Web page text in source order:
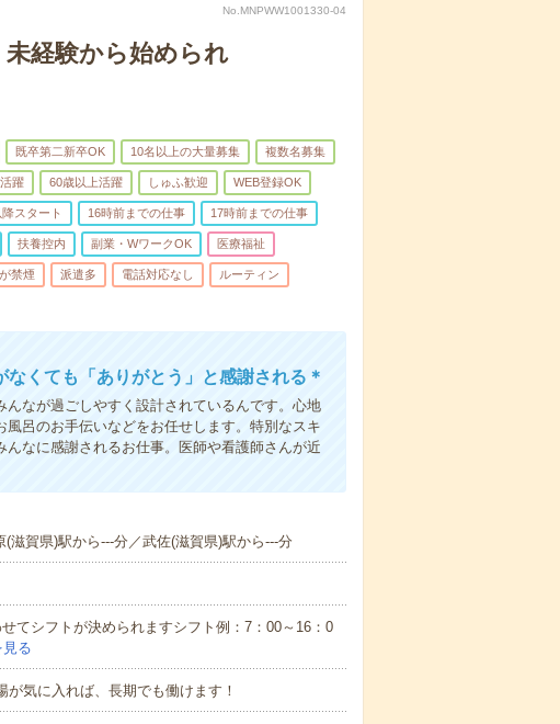
No.MNPWW1001330-04
未経験から始められ
既卒第二新卒OK 10名以上の大量募集 複数名募集
躍 60歳以上活躍 しゅふ歓迎 WEB登録OK
スタート 16時前までの仕事 17時前までの仕事
扶養控内 副業・WワークOK 医療福祉
禁煙 派遣多 電話対応なし ルーティン
くても「ありがとう」と感謝される＊
なが過ごしやすく設計されているんです。心地
呂のお手伝いなどをお任せします。特別なスキ
なに感謝されるお仕事。医師や看護師さんが近
滋賀県)駅から---分／武佐(滋賀県)駅から---分
てシフトが決められますシフト例：7：00～16：0
る
に入れば、長期でも働けます！